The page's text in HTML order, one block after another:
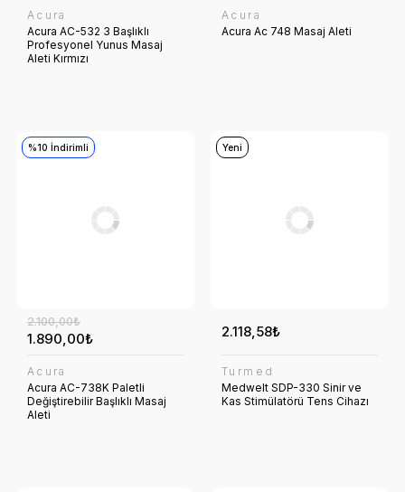
Acura
Acura AC-532 3 Başlıklı
Profesyonel Yunus Masaj
Aleti Kırmızı
Acura
Acura Ac 748 Masaj Aleti
%10 İndirimli
1.890,00₺
2.100,00₺
Acura
Acura AC-738K Paletli
Değiştirebilir Başlıklı Masaj
Aleti
Yeni
2.118,58₺
Turmed
Medwelt SDP-330 Sinir ve
Kas Stimülatörü Tens Cihazı